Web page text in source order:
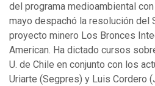
del programa medioambiental
mayo despachó la resolución del
proyecto minero Los Bronces
American. Ha dictado cursos
U. de Chile en conjunto con los
Uriarte (Segpres) y Luis Cordero